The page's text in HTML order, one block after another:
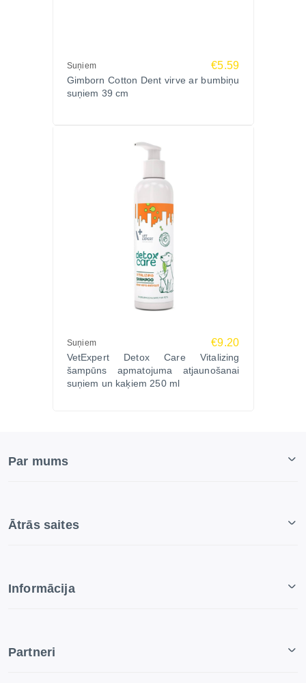
Suņiem €5.59
Gimborn Cotton Dent virve ar bumbiņu
suņiem 39 cm
Suņiem €9.20
VetExpert Detox Care Vitalizing
šampūns apmatojuma atjaunošanai
suņiem un kaķiem 250 ml
Par mums
Ātrās saites
Informācija
Partneri